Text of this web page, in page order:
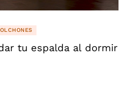
tu espalda al dormir